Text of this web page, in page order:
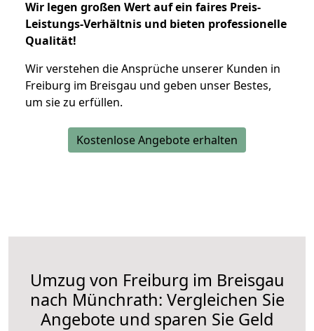
Wir legen großen Wert auf ein faires Preis-
Leistungs-Verhältnis und bieten professionelle
Qualität!
Wir verstehen die Ansprüche unserer Kunden in
Freiburg im Breisgau und geben unser Bestes,
um sie zu erfüllen.
Kostenlose Angebote erhalten
Umzug von Freiburg im Breisgau
nach Münchrath: Vergleichen Sie
Angebote und sparen Sie Geld